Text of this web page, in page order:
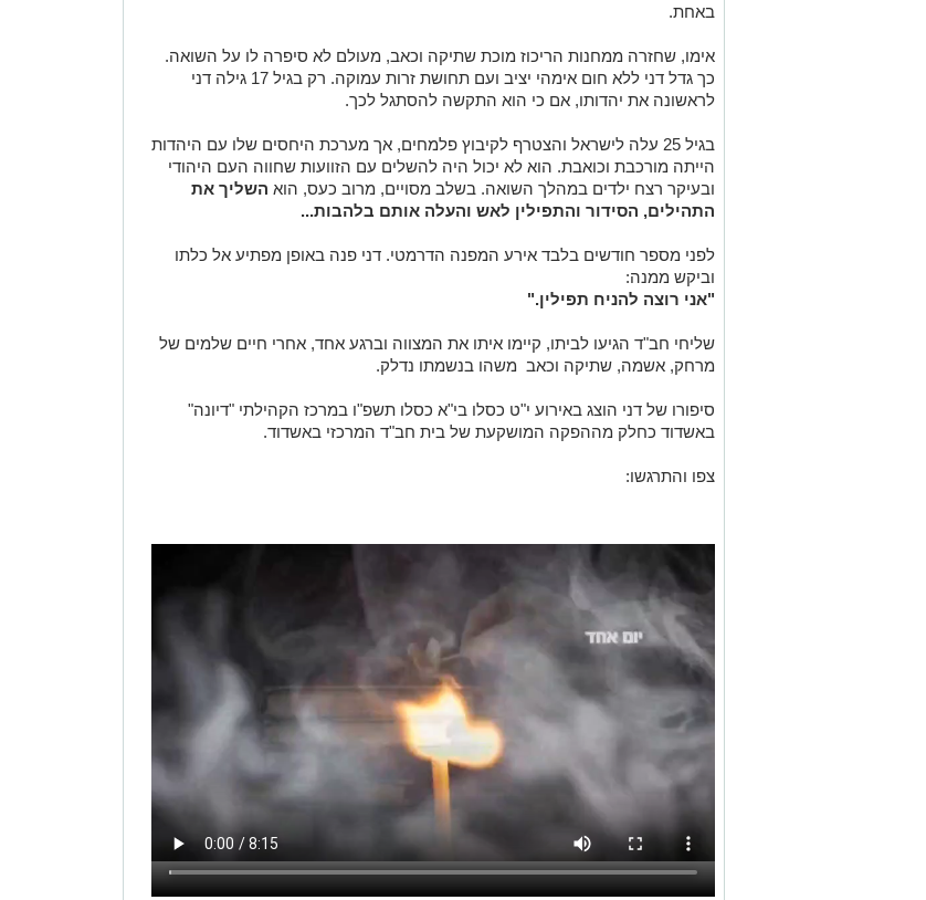
באחת.
אימו, שחזרה ממחנות הריכוז מוכת שתיקה וכאב, מעולם לא סיפרה לו על השואה.
כך גדל דני ללא חום אימהי יציב ועם תחושת זרות עמוקה. רק בגיל 17 גילה דני
לראשונה את יהדותו, אם כי הוא התקשה להסתגל לכך.
בגיל 25 עלה לישראל והצטרף לקיבוץ פלמחים, אך מערכת היחסים שלו עם היהדות
הייתה מורכבת וכואבת. הוא לא יכול היה להשלים עם הזוועות שחווה העם היהודי
ובעיקר רצח ילדים במהלך השואה. בשלב מסויים, מרוב כעס, הוא השליך את
התהילים, הסידור והתפילין לאש והעלה אותם בלהבות...
לפני מספר חודשים בלבד אירע המפנה הדרמטי. דני פנה באופן מפתיע אל כלתו
וביקש ממנה:
"אני רוצה להניח תפילין."
שליחי חב"ד הגיעו לביתו, קיימו איתו את המצווה וברגע אחד, אחרי חיים שלמים של
מרחק, אשמה, שתיקה וכאב משהו בנשמתו נדלק.
סיפורו של דני הוצג באירוע י"ט כסלו בי"א כסלו תשפ"ו במרכז הקהילתי "דיונה"
באשדוד כחלק מההפקה המושקעת של בית חב"ד המרכזי באשדוד.
צפו והתרגשו: